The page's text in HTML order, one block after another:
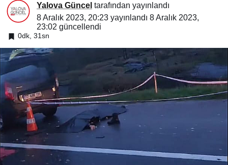
Yalova Güncel tarafından yayınlandı
8 Aralık 2023, 20:23 yayınlandı 8 Aralık 2023,
23:02 güncellendi
0dk, 31sn